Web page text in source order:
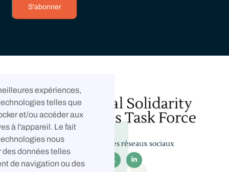
expériences,
telles que
et/ou accéder aux
à l'appareil. Le fait
nous
données telles
de navigation ou des
Suivez-nous sur les réseaux sociaux
 